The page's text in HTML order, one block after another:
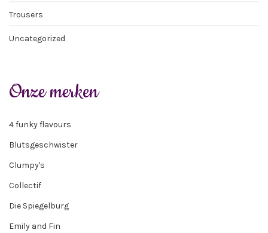
Trousers
Uncategorized
Onze merken
4 funky flavours
Blutsgeschwister
Clumpy's
Collectif
Die Spiegelburg
Emily and Fin